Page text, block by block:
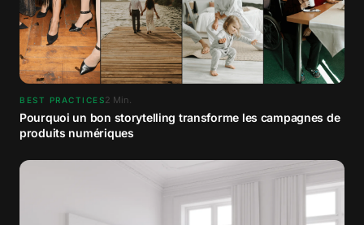
BEST PRACTICES2 Min.
Pourquoi un bon storytelling transforme les campagnes de
produits numériques